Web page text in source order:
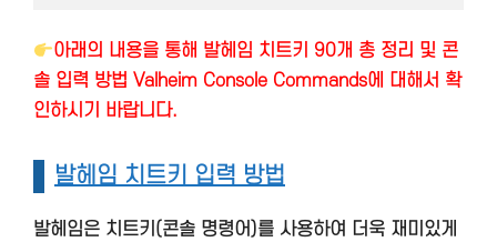
아래의 내용을 통해 발헤임 치트키 90개 총 정리 및 콘
솔 입력 방법 Valheim Console Commands에 대해서 확
인하시기 바랍니다.
발헤임 치트키 입력 방법
발헤임은 치트키(콘솔 명령어)를 사용하여 더욱 재미있게